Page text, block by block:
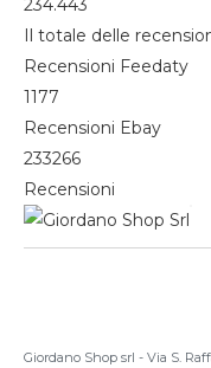
234.443
Il totale delle
Recensioni Feedaty
1177
Recensioni Ebay
233266
Recensioni
Giordano Shop srl - Via S.